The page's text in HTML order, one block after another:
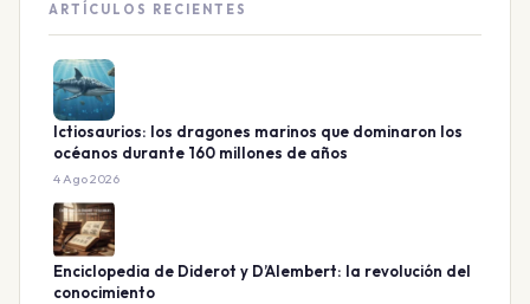
ARTÍCULOS RECIENTES
Ictiosaurios: los dragones marinos que dominaron los
océanos durante 160 millones de años
4 Ago 2026
Enciclopedia de Diderot y D’Alembert: la revolución del
conocimiento